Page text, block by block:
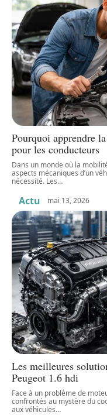
Pourquoi apprendre
pour les conducteurs
Dans un monde où la
aspects mécaniques d’un
nécessité. Les…
Actu mai 13, 2026
Les meilleures
Peugeot 1.6 hdi
Face à un problème de
confrontés au mystère du
aux véhicules…